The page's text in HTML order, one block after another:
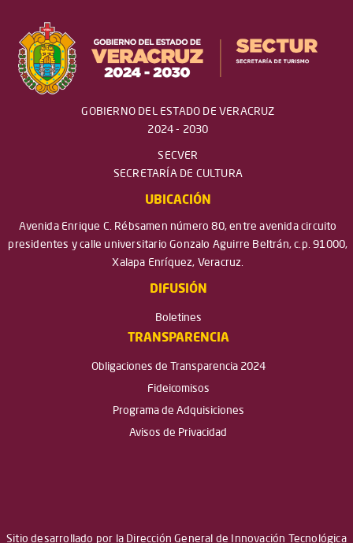
GOBIERNO DEL ESTADO DE VERACRUZ
2024 - 2030
SECVER
SECRETARÍA DE CULTURA
UBICACIÓN
Avenida Enrique C. Rébsamen número 80, entre avenida circuito
presidentes y calle universitario Gonzalo Aguirre Beltrán, c.p. 91000,
Xalapa Enríquez, Veracruz.
DIFUSIÓN
Boletines
TRANSPARENCIA
Obligaciones de Transparencia 2024
Fideicomisos
Programa de Adquisiciones
Avisos de Privacidad
Sitio desarrollado por la Dirección General de Innovación Tecnológica